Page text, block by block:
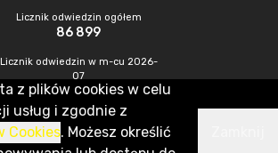
Licznik odwiedzin ogółem
86 899
Licznik odwiedzin w m-cu 2026-
07
370
z o.o.
z plików cookies w celu
usług i zgodnie z
Cookies. Możesz określić